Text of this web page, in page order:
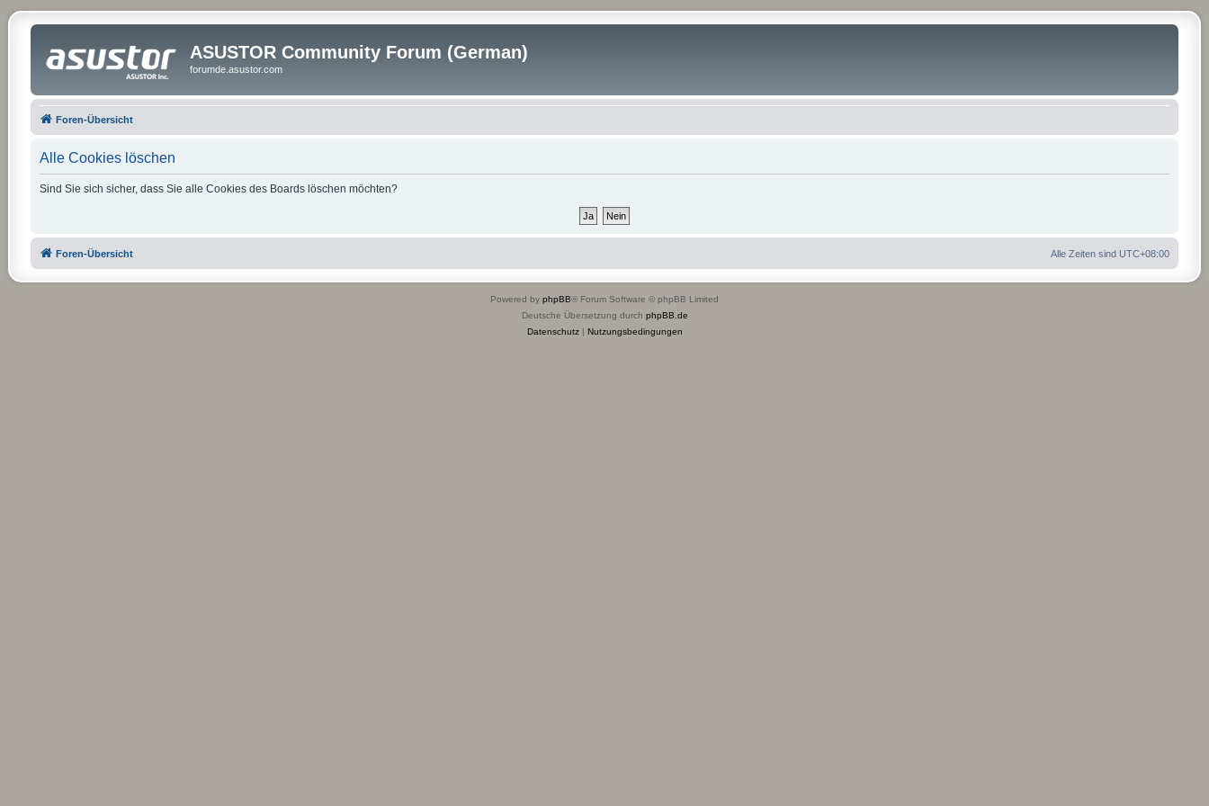
ASUSTOR Community Forum (German)
forumde.asustor.com
Foren-Übersicht
Alle Cookies löschen
Sind Sie sich sicher, dass Sie alle Cookies des Boards löschen möchten?
Foren-Übersicht Alle Zeiten sind UTC+08:00
Powered by phpBB® Forum Software © phpBB Limited
Deutsche Übersetzung durch phpBB.de
Datenschutz| Nutzungsbedingungen